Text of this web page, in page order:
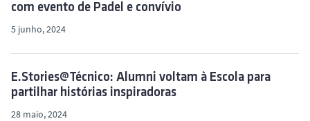
com evento de Padel e convívio
5 junho, 2024
E.Stories@Técnico: Alumni voltam à Escola para
partilhar histórias inspiradoras
28 maio, 2024